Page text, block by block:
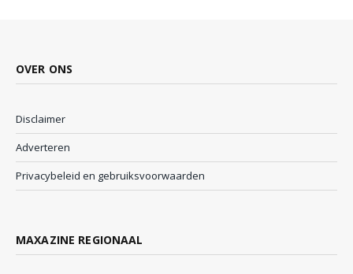
OVER ONS
Disclaimer
Adverteren
Privacybeleid en gebruiksvoorwaarden
MAXAZINE REGIONAAL